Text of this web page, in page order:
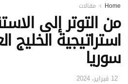
Home مقالات
من التوتر إلى
استراتيجية
سوريا
12 فبراير، 2024